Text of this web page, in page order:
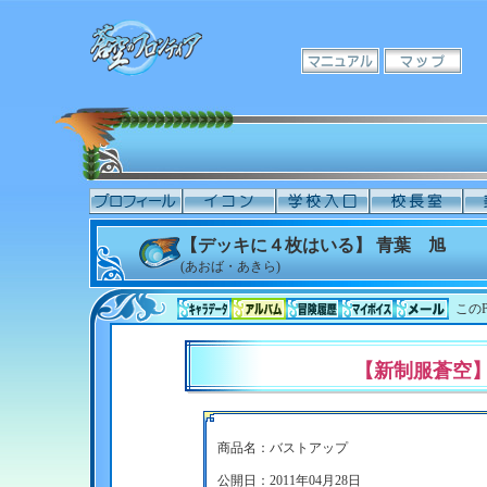
【デッキに４枚はいる】 青葉 旭
(あおば・あきら)
この
【新制服蒼
商品名：バストアップ
公開日：2011年04月28日